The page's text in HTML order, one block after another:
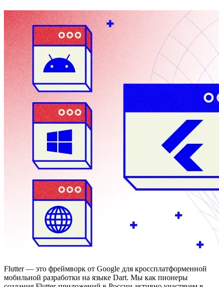
Flutter — это фреймворк от Google для кроссплатформенной
мобильной разработки на языке Dart. Мы как пионеры